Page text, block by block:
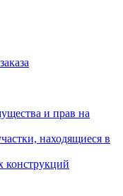
и прав на
находящиеся в
конструкций